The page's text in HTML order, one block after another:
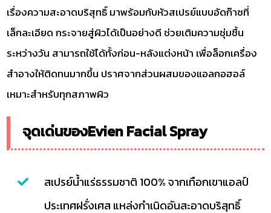
เรื่องความสะอาดบริสุทธิ์ มาพร้อมกับหัวสเปรย์แบบอัดก๊าซที่
เล็กละเอียด กระจายสู่ผิวได้เป็นอย่างดี ช่วยเติมความชุ่มชื้น
ระหว่างวัน สามารถใช้ได้ทั้งก่อน-หลังแต่งหน้า เพื่อล็อกเครื่อง
สำอางให้ติดทนมากขึ้น ปราศจากส่วนผสมของแอลกอฮอล์
เหมาะสำหรับทุกสภาพผิว
จุดเด่นของEvien Facial Spray
สเปรย์น้ำแร่ธรรมชาติ 100% จากเทือกเขาแอลป์
ประเทศฝรั่งเศส แหล่งกำเนิดอันสะอาดบริสุทธิ์